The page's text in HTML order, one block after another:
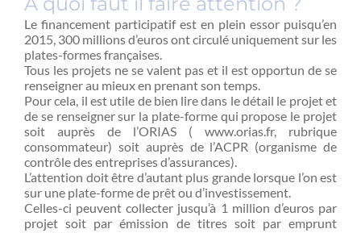
Le financement participatif est en plein essor puisqu’en
2015, 300 millions d’euros ont circulé uniquement sur les
plates-formes françaises.
Tous les projets ne se valent pas et il est opportun de se
renseigner au mieux en prenant son temps.
Pour cela, il est utile de bien lire dans le détail le projet et
de se renseigner sur la plate-forme qui propose le projet
soit auprès de l’ORIAS ( www.orias.fr, rubrique
consommateur) soit auprès de l’ACPR (organisme de
contrôle des entreprises d’assurances).
L’attention doit être d’autant plus grande lorsque l’on est
sur une plate-forme de prêt ou d’investissement.
Celles-ci peuvent collecter jusqu’à 1 million d’euros par
projet soit par émission de titres soit par emprunt